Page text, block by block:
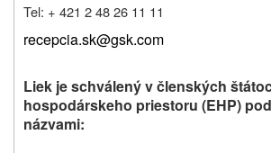
Tel: + 421 2 48 26 11 11
recepcia.sk@gsk.com
Liek je schválený v členských
hospodárskeho priestoru (EHP)
názvami: